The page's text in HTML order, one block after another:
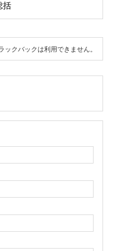
括
ックバックは利用できません。